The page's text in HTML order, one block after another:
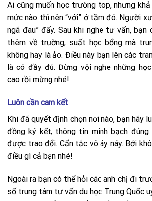
Ai cũng muốn học trường top, nhưng
mức nào thì nên “với” ở tầm đó. Người
ngã đau” đấy. Sau khi nghe tư vấn,
thêm về trường, suất học bổng mà
không hay là ảo. Điều này bạn lên các
là có đầy đủ. Đừng vội nghe những
cao rồi mừng nhé!
Luôn cần cam kết
Khi đã quyết định chọn nơi nào, bạn hãy
đồng ký kết, thông tin minh bạch đúng
được trao đổi. Cẩn tắc vô áy náy. Bởi
điều gì cả bạn nhé!
Ngoài ra bạn có thể hỏi các anh chị đi
số trung tâm tư vấn du học Trung Quốc